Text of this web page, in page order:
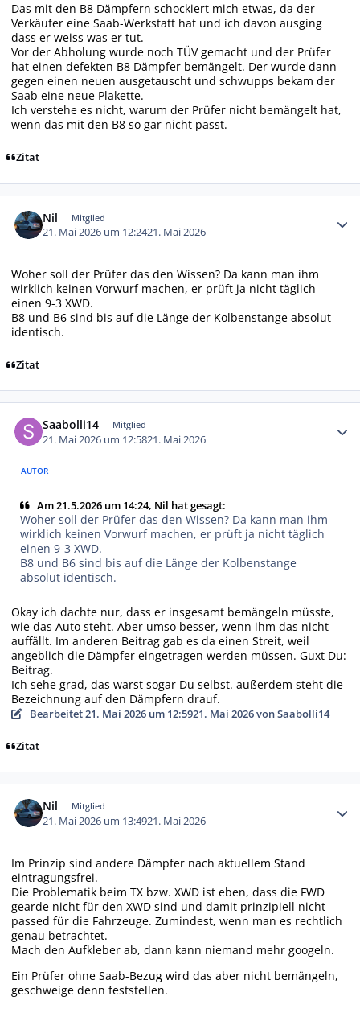
Das mit den B8 Dämpfern schockiert mich etwas, da der
Verkäufer eine Saab-Werkstatt hat und ich davon ausging
dass er weiss was er tut.
Vor der Abholung wurde noch TÜV gemacht und der Prüfer
hat einen defekten B8 Dämpfer bemängelt. Der wurde dann
gegen einen neuen ausgetauscht und schwupps bekam der
Saab eine neue Plakette.
Ich verstehe es nicht, warum der Prüfer nicht bemängelt hat,
wenn das mit den B8 so gar nicht passt.
Zitat
Nil Mitglied
21. Mai 2026 um 12:2421. Mai 2026
Woher soll der Prüfer das den Wissen? Da kann man ihm
wirklich keinen Vorwurf machen, er prüft ja nicht täglich
einen 9-3 XWD.
B8 und B6 sind bis auf die Länge der Kolbenstange absolut
identisch.
Zitat
Saabolli14 Mitglied
21. Mai 2026 um 12:5821. Mai 2026
AUTOR
Am 21.5.2026 um 14:24, Nil hat gesagt:
Woher soll der Prüfer das den Wissen? Da kann man ihm
wirklich keinen Vorwurf machen, er prüft ja nicht täglich
einen 9-3 XWD.
B8 und B6 sind bis auf die Länge der Kolbenstange
absolut identisch.
Okay ich dachte nur, dass er insgesamt bemängeln müsste,
wie das Auto steht. Aber umso besser, wenn ihm das nicht
auffällt. Im anderen Beitrag gab es da einen Streit, weil
angeblich die Dämpfer eingetragen werden müssen. Guxt Du:
Beitrag.
Ich sehe grad, das warst sogar Du selbst. außerdem steht die
Bezeichnung auf den Dämpfern drauf.
Bearbeitet21. Mai 2026 um 12:5921. Mai 2026von Saabolli14
Zitat
Nil Mitglied
21. Mai 2026 um 13:4921. Mai 2026
Im Prinzip sind andere Dämpfer nach aktuellem Stand
eintragungsfrei.
Die Problematik beim TX bzw. XWD ist eben, dass die FWD
gearde nicht für den XWD sind und damit prinzipiell nicht
passed für die Fahrzeuge. Zumindest, wenn man es rechtlich
genau betrachtet.
Mach den Aufkleber ab, dann kann niemand mehr googeln.
Ein Prüfer ohne Saab-Bezug wird das aber nicht bemängeln,
geschweige denn feststellen.